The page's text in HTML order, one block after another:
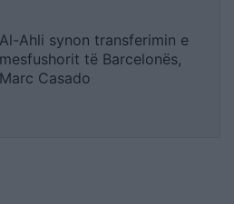
Al-Ahli synon transferimin e
mesfushorit të Barcelonës,
Marc Casado